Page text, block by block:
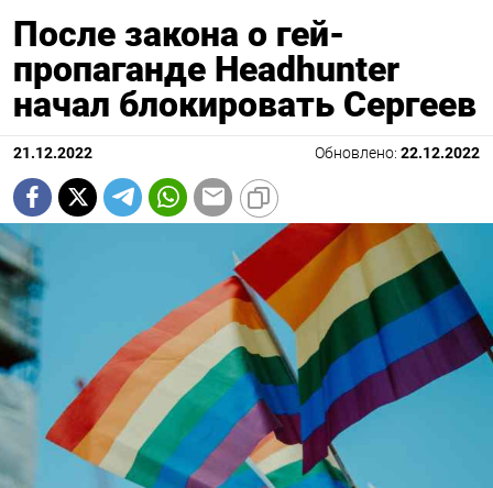
После закона о гей-
пропаганде Headhunter
начал блокировать Сергеев
21.12.2022 Обновлено: 22.12.2022